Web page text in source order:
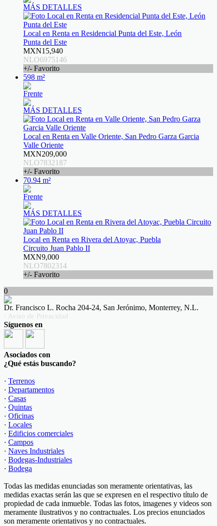
MÁS DETALLES
Local en Renta en Residencial Punta del Este, León
Punta del Este
MXN15,940
NLO6975146
+/- Favorito
598 m²
Frente
MÁS DETALLES
Local en Renta en Valle Oriente, San Pedro Garza Garcia
Valle Oriente
MXN209,000
NLO7832187
+/- Favorito
70.94 m²
Frente
MÁS DETALLES
Local en Renta en Rivera del Atoyac, Puebla
Circuito Juan Pablo II
MXN9,000
NLO7802314
+/- Favorito
0
Dr. Francisco L. Rocha 204-24, San Jerónimo, Monterrey, N.L.
· Aviso de Privacidad
Síguenos en
Asociados con
¿Qué estás buscando?
· Terrenos
· Departamentos
· Casas
· Quintas
· Oficinas
· Locales
· Edificios comerciales
· Campos
· Naves Industriales
· Bodegas-Industriales
· Bodega
Todas las medidas enunciadas son meramente orientativas, las
medidas exactas serán las que se expresen en el respectivo título de
propiedad de cada inmueble. Todas las fotos, imagenes y videos son
meramente ilustrativos y no contractuales. Los precios enunciados
son meramente orientativos y no contractuales.